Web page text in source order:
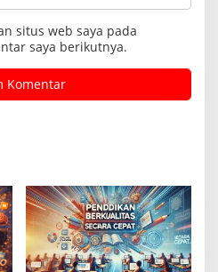
situs web saya pada
saya berikutnya.